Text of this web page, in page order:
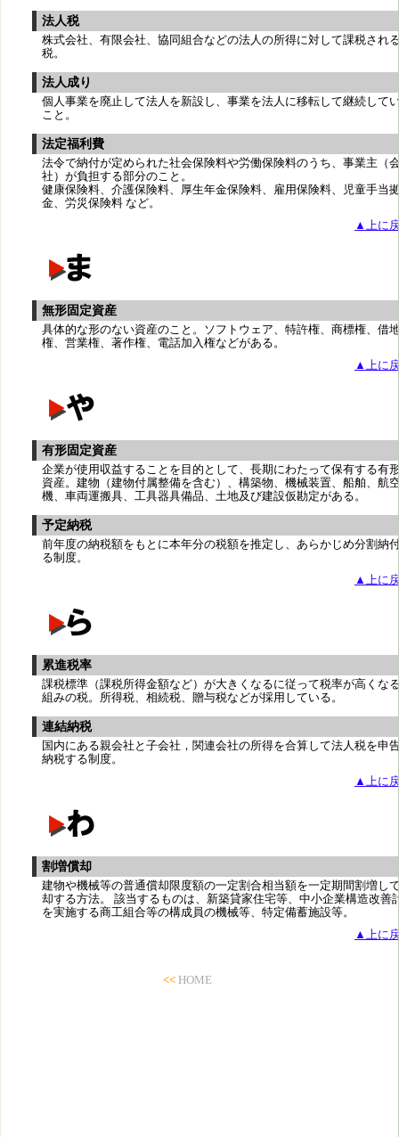
法人税
株式会社、有限会社、協同組合などの法人の所得に対して課税され
税。
法人成り
個人事業を廃止して法人を新設し、事業を法人に移転して継続して
こと。
法定福利費
法令で納付が定められた社会保険料や労働保険料のうち、事業主（
社）が負担する部分のこと。
健康保険料、介護保険料、厚生年金保険料、雇用保険料、児童手当
金、労災保険料 など。
▲上に
無形固定資産
具体的な形のない資産のこと。ソフトウェア、特許権、商標権、借
権、営業権、著作権、電話加入権などがある。
▲上に
有形固定資産
企業が使用収益することを目的として、長期にわたって保有する有
資産。建物（建物付属整備を含む）、構築物、機械装置、船舶、航
機、車両運搬具、工具器具備品、土地及び建設仮勘定がある。
予定納税
前年度の納税額をもとに本年分の税額を推定し、あらかじめ分割納
る制度。
▲上に
累進税率
課税標準（課税所得金額など）が大きくなるに従って税率が高くな
組みの税。所得税、相続税、贈与税などが採用している。
連結納税
国内にある親会社と子会社，関連会社の所得を合算して法人税を申
納税する制度。
▲上に
割増償却
建物や機械等の普通償却限度額の一定割合相当額を一定期間割増し
却する方法。 該当するものは、新築貸家住宅等、中小企業構造改善
を実施する商工組合等の構成員の機械等、特定備蓄施設等。
▲上に
<< HOME